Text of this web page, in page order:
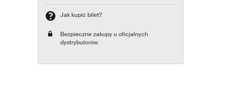
Jak kupić bilet?
Bezpieczne zakupy u oficjalnych
dystrybutorów